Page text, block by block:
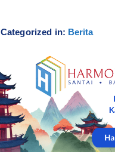
Categorized in: Berita